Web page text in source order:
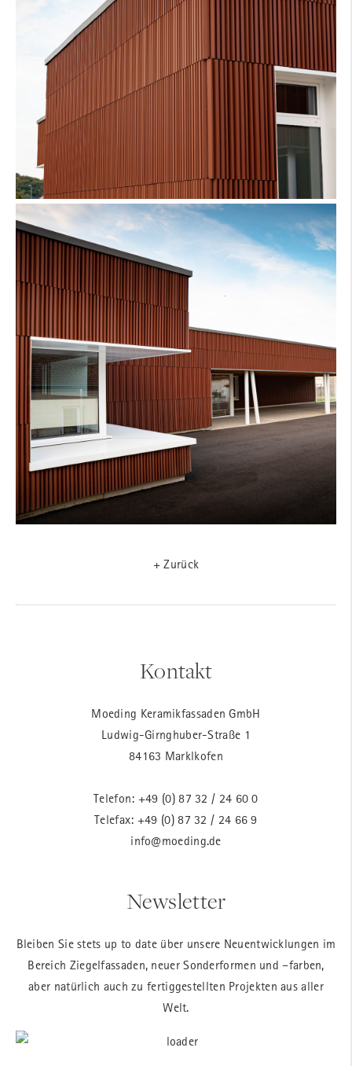
+ Zurück
Kontakt
Moeding Keramikfassaden GmbH
Ludwig-Girnghuber-Straße 1
84163 Marklkofen
Telefon: +49 (0) 87 32 / 24 60 0
Telefax: +49 (0) 87 32 / 24 66 9
info@moeding.de
Newsletter
Bleiben Sie stets up to date über unsere Neuentwicklungen im
Bereich Ziegelfassaden, neuer Sonderformen und –farben,
aber natürlich auch zu fertiggestellten Projekten aus aller
Welt.